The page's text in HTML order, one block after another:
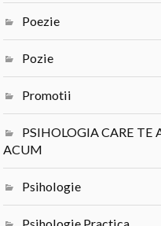
Poezie
Pozie
Promotii
PSIHOLOGIA CARE TE
ACUM
Psihologie